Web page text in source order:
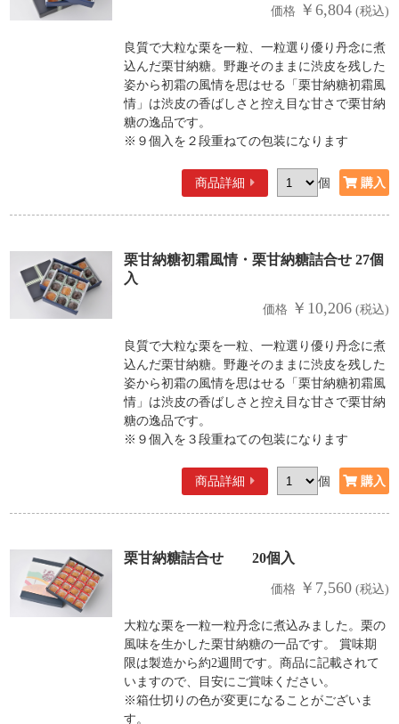
価格 ￥6,804(税込)
良質で大粒な栗を一粒、一粒選り優り丹念に煮
込んだ栗甘納糖。野趣そのままに渋皮を残した
姿から初霜の風情を思はせる「栗甘納糖初霜風
情」は渋皮の香ばしさと控え目な甘さで栗甘納
糖の逸品です。
※９個入を２段重ねての包装になります
商品詳細 個
栗甘納糖初霜風情・栗甘納糖詰合せ 27個
入
価格 ￥10,206(税込)
良質で大粒な栗を一粒、一粒選り優り丹念に煮
込んだ栗甘納糖。野趣そのままに渋皮を残した
姿から初霜の風情を思はせる「栗甘納糖初霜風
情」は渋皮の香ばしさと控え目な甘さで栗甘納
糖の逸品です。
※９個入を３段重ねての包装になります
商品詳細 個
栗甘納糖詰合せ 20個入
価格 ￥7,560(税込)
大粒な栗を一粒一粒丹念に煮込みました。栗の
風味を生かした栗甘納糖の一品です。 賞味期
限は製造から約2週間です。商品に記載されて
いますので、目安にご賞味ください。
※箱仕切りの色が変更になることがございま
す。